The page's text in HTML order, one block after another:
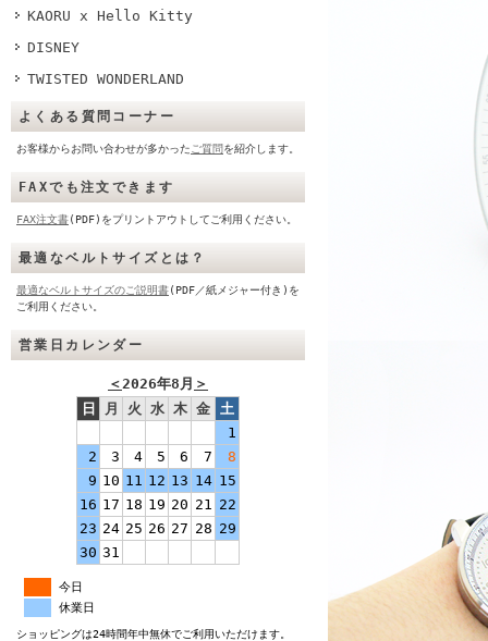
KAORU x Hello Kitty
DISNEY
TWISTED WONDERLAND
よくある質問コーナー
お客様からお問い合わせが多かった ご質問を紹介します。
FAXでも注文できます
FAX注文書(PDF)をプリントアウトしてご利用ください。
最適なベルトサイズとは？
最適なベルトサイズのご説明書(PDF／紙メジャー付き)を
ご利用ください。
営業日カレンダー
＜2026年8月 ＞
日
月 火 水 木 金 土
1
2
3 4 5 6 7
8
9 10 11 12 13 14 15
16 17 18 19 20 21 22
23 24 25 26 27 28 29
30 31
今日
休業日
ショッピングは24時間年中無休でご利用いただけます。